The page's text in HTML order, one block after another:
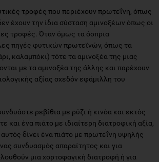
τροφές που περιέχουν πρωτεΐνη, όπως
έχουν την ίδια σύσταση αμινοξέων όπως οι
τροφές. Όταν όμως τα όσπρια
πηγές φυτικών πρωτεϊνών, όπως τα
καλαμπόκι) τότε τα αμινοξέα της μιας
με τα αμινοξέα της άλλης και παρέχουν
αξίας σχεδόν εφάμιλλη του
ρεβίθια με ρύζι ή κινόα και εκτός
και ένα πιάτο με ιδιαίτερη διατροφική αξία,
δίνει ένα πιάτο με πρωτεΐνη υψηλής
συνδυασμός απαραίτητος και για
μια χορτοφαγική διατροφή ή για